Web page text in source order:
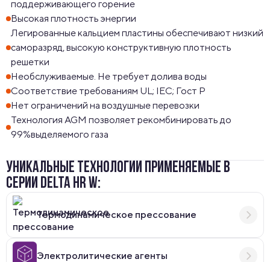
поддерживающего горение
Высокая плотность энергии
Легированные кальцием пластины обеспечивают низкий
саморазряд, высокую конструктивную плотность
решетки
Необслуживаемые. Не требует долива воды
Соответствие требованиям UL; IEC; Гост Р
Нет ограничений на воздушные перевозки
Технология AGM позволяет рекомбинировать до
99%выделяемого газа
УНИКАЛЬНЫЕ ТЕХНОЛОГИИ ПРИМЕНЯЕМЫЕ В
СЕРИИ DELTA HR W:
Термодинамическое прессование
Электролитические агенты